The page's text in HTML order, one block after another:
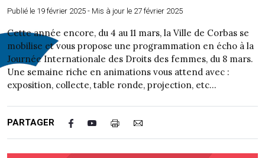
Publié le 19 février 2025 - Mis à jour le 27 février 2025
Cette année encore, du 4 au 11 mars, la Ville de Corbas se
mobilise et vous propose une programmation en écho à la
Journée Internationale des Droits des femmes, du 8 mars.
Une semaine riche en animations vous attend avec :
exposition, collecte, table ronde, projection, etc…
PARTAGER